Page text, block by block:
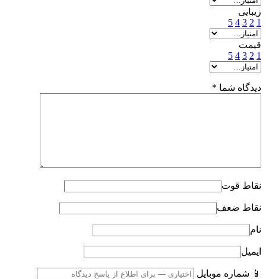
زیبایی
1
2
3
4
5
قیمت
1
2
3
4
5
دیدگاه شما *
نقاط قوت
نقاط ضعف
نام
ایمیل
📱 شماره موبایل